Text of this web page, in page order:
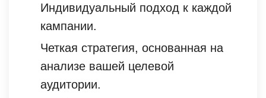
Индивидуальный подход к каждой
кампании.
Четкая стратегия, основанная на
анализе вашей целевой
аудитории.